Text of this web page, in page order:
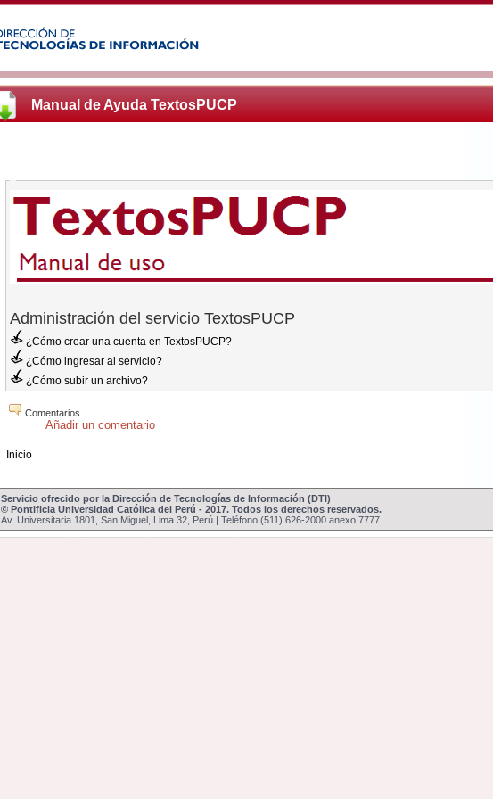
Manual de Ayuda TextosPUCP
Administración del servicio TextosPUCP
¿Cómo crear una cuenta en TextosPUCP?
¿Cómo ingresar al servicio?
¿Cómo subir un archivo?
Comentarios
Añadir un comentario
Inicio
Servicio ofrecido por la Dirección de Tecnologías de Información (DTI)
© Pontificia Universidad Católica del Perú - 2017. Todos los derechos reservados.
Av. Universitaria 1801, San Miguel, Lima 32, Perú | Teléfono (511) 626-2000 anexo 7777